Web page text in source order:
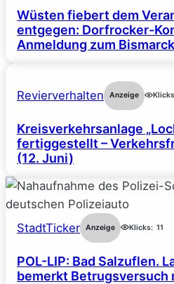
Wüsten fiebert dem
entgegen: Dorfrocker-
Anmeldung zum
Revierverhalten Anzeige
Kreisverkehrsanlage
fertiggestellt –
(12. Juni)
StadtTicker Anzeige Klicks: 11
POL-LIP: Bad Salzuflen.
bemerkt Betrugsversuch